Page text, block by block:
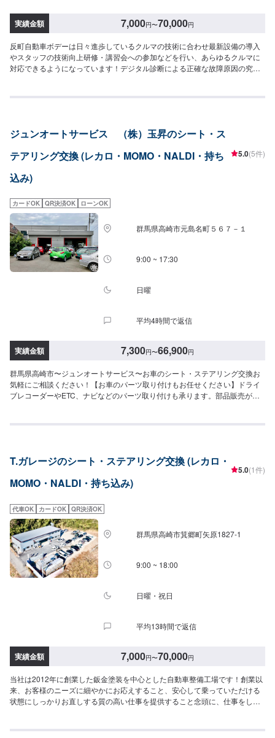
実績金額 7,000円〜70,000円
反町自動車ボデーは日々進歩しているクルマの技術に合わせ最新設備の導入
やスタッフの技術向上研修・講習会への参加などを行い、あらゆるクルマに
対応できるようになっています！デジタル診断による正確な故障原因の究明
備士による点検・メンテナンス、クルマのパーツ交換や取り付け・カスタム
---------------------------【1】オファーにてお問い合わせ【2】お見積り【3】お
て〉通常2~3日程度で納車いたします！車種や状態などにより作業内容が異
込みについて〉パーツ持ち込み可能です！オファー送信の際に、持ち込みパ
ます！愛車の作業中は代車をご利用ください！※代車の燃料代はお客様にご負
担いただいております。【定休日・営業時間】定休日：不定休営業時間：
9:00~18:00
ジュンオートサービス （株）玉昇のシート・ス
テアリング交換 (レカロ・MOMO・NALDI・持ち
込み)
5.0(5件)
カードOK QR決済OK ローンOK
群馬県高崎市元島名町５６７－１
9:00 ~ 17:30
日曜
平均4時間で返信
実績金額 7,300円〜66,900円
群馬県高崎市〜ジュンオートサービス〜お車のシート・ステアリング交換お
気軽にご相談ください！【お車のパーツ取り付けもお任せください】ドライ
ブレコーダーやETC、ナビなどのパーツ取り付けも承ります。部品販売が可
【当社の特徴】✅車種に応じた対応！✅お客様のご要望に応じた提案！✅輸入
の注意、受付方法-----入庫の際はお気をつけてお越しください。駐車スペース
は事務所前の空いているスペースに駐車してください。受付はスタッフへ
「メンテモで予約しました」とお伝えください。ご案内いたします。【定休
T.ガレージのシート・ステアリング交換 (レカロ・
MOMO・NALDI・持ち込み)
5.0(1件)
代車OK カードOK QR決済OK
群馬県高崎市箕郷町矢原1827-1
9:00 ~ 18:00
日曜・祝日
平均13時間で返信
実績金額 7,000円〜70,000円
当社は2012年に創業した鈑金塗装を中心とした自動車整備工場です！創業以
来、お客様のニーズに細やかにお応えすること、安心して乗っていただける
状態にしっかりお直しする質の高い仕事を提供すること念頭に、仕事をして
サービスの強化はもちろん、働くスタッフのストレスを軽減し、よりお客様